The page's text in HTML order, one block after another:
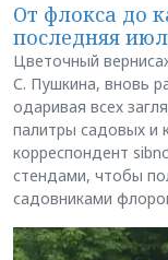
От флокса до
последняя
Цветочный
С. Пушкина, вновь
одаривая всех
палитры садовых и
корреспондент
стендами, чтобы
садовниками